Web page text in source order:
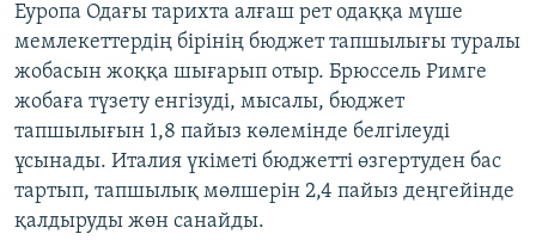
Еуропа Одағы тарихта алғаш рет одаққа мүше
мемлекеттердің бірінің бюджет тапшылығы туралы
жобасын жоққа шығарып отыр. Брюссель Римге
жобаға түзету енгізуді, мысалы, бюджет
тапшылығын 1,8 пайыз көлемінде белгілеуді
ұсынады. Италия үкіметі бюджетті өзгертуден бас
тартып, тапшылық мөлшерін 2,4 пайыз деңгейінде
қалдыруды жөн санайды.